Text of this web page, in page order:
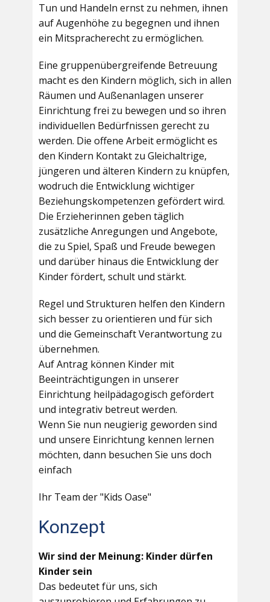
Tun und Handeln ernst zu nehmen, ihnen
auf Augenhöhe zu begegnen und ihnen
ein Mitspracherecht zu ermöglichen.
Eine gruppenübergreifende Betreuung
macht es den Kindern möglich, sich in allen
Räumen und Außenanlagen unserer
Einrichtung frei zu bewegen und so ihren
individuellen Bedürfnissen gerecht zu
werden. Die offene Arbeit ermöglicht es
den Kindern Kontakt zu Gleichaltrige,
jüngeren und älteren Kindern zu knüpfen,
wodruch die Entwicklung wichtiger
Beziehungskompetenzen gefördert wird.
Die Erzieherinnen geben täglich
zusätzliche Anregungen und Angebote,
die zu Spiel, Spaß und Freude bewegen
und darüber hinaus die Entwicklung der
Kinder fördert, schult und stärkt.
Regel und Strukturen helfen den Kindern
sich besser zu orientieren und für sich
und die Gemeinschaft Verantwortung zu
übernehmen.
Auf Antrag können Kinder mit
Beeinträchtigungen in unserer
Einrichtung heilpädagogisch gefördert
und integrativ betreut werden.
Wenn Sie nun neugierig geworden sind
und unsere Einrichtung kennen lernen
möchten, dann besuchen Sie uns doch
einfach
Ihr Team der "Kids Oase"
Konzept
Wir sind der Meinung: Kinder dürfen
Kinder sein
Das bedeutet für uns, sich